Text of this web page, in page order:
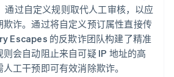
通过自定义规则取代人工审核，以应
欺诈。通过将自定义预订属性直接传
Escapes 的反欺诈团队构建了精准
会自动阻止来自可疑 IP 地址的高
工干预即可有效消除欺诈。